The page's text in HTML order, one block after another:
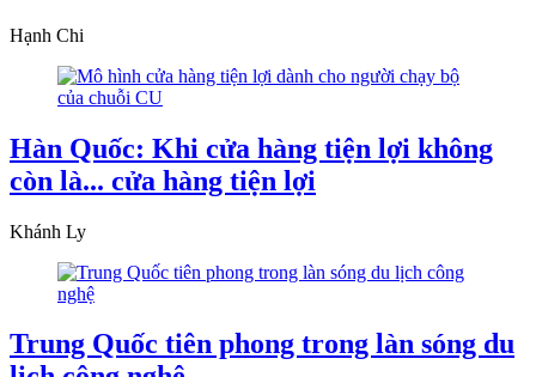
Hạnh Chi
Hàn Quốc: Khi cửa hàng tiện lợi không
còn là... cửa hàng tiện lợi
Khánh Ly
Trung Quốc tiên phong trong làn sóng du